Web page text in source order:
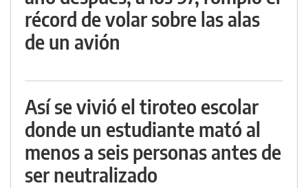
récord de volar sobre las alas
de un avión
Así se vivió el tiroteo escolar
donde un estudiante mató al
menos a seis personas antes de
ser neutralizado